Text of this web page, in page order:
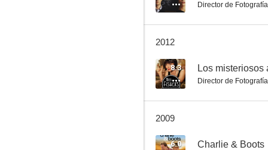
The Munsters' Scary Little Christmas
5.0
Director de Fotografía
2012
8.3
Director de Fotografía
2009
6.0 Charlie & Boots